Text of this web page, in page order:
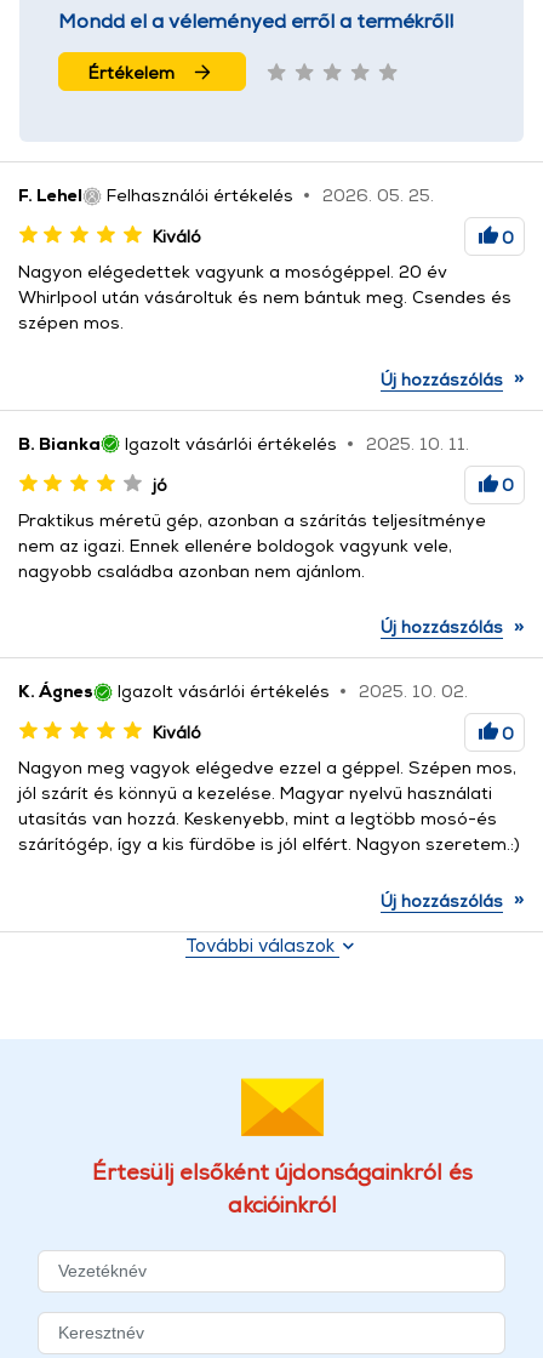
Mondd el a véleményed erről a termékről!
Értékelem
F. Lehel Felhasználói értékelés
2026. 05. 25.
Kiváló
0
Nagyon elégedettek vagyunk a mosógéppel. 20 év
Whirlpool után vásároltuk és nem bántuk meg. Csendes és
szépen mos.
Új hozzászólás »
B. Bianka Igazolt vásárlói értékelés
2025. 10. 11.
jó
0
Praktikus méretű gép, azonban a szárítás teljesítménye
nem az igazi. Ennek ellenére boldogok vagyunk vele,
nagyobb családba azonban nem ajánlom.
Új hozzászólás »
K. Ágnes Igazolt vásárlói értékelés
2025. 10. 02.
Kiváló
0
Nagyon meg vagyok elégedve ezzel a géppel. Szépen mos,
jól szárít és könnyű a kezelése. Magyar nyelvű használati
utasítás van hozzá. Keskenyebb, mint a legtöbb mosó-és
szárítógép, így a kis fürdőbe is jól elfért. Nagyon szeretem.:)
Új hozzászólás »
További válaszok
Értesülj elsőként újdonságainkról és
akcióinkról